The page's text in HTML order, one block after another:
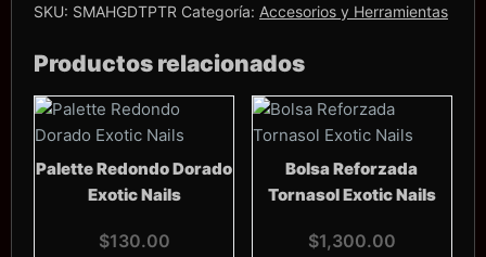
SKU: SMAHGDTPTR Categoría: Accesorios y Herramientas
Productos relacionados
Palette Redondo Dorado
Exotic Nails
$130.00
Bolsa Reforzada
Tornasol Exotic Nails
$1,300.00